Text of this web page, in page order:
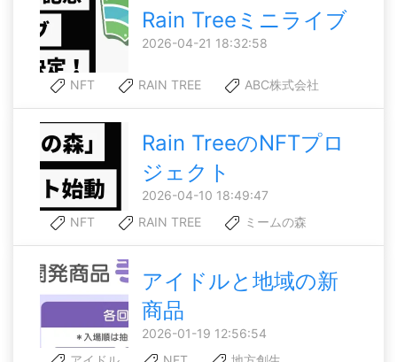
Rain Treeミニライブ
2026-04-21 18:32:58
NFT RAIN TREE ABC株式会社
Rain TreeのNFTプロ
ジェクト
2026-04-10 18:49:47
NFT
RAIN TREE ミームの森
アイドルと地域の新
商品
2026-01-19 12:56:54